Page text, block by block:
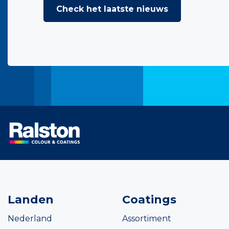
Check het laatste nieuws
Landen
Nederland
Coatings
Assortiment